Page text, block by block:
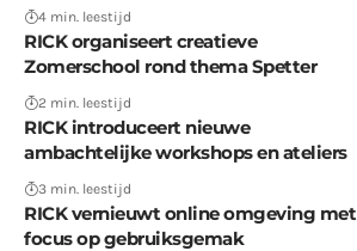
4 min. leestijd
RICK organiseert creatieve
Zomerschool rond thema Spetter
2 min. leestijd
RICK introduceert nieuwe
ambachtelijke workshops en ateliers
3 min. leestijd
RICK vernieuwt online omgeving met
focus op gebruiksgemak